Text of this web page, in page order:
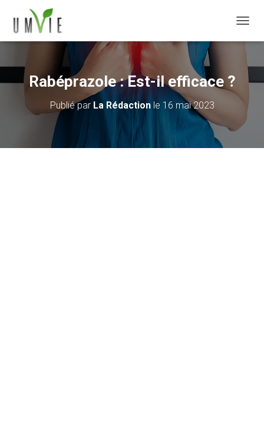
Rabéprazole : Est-il efficace ?
Publié par La Rédactionle 16 mai 2023